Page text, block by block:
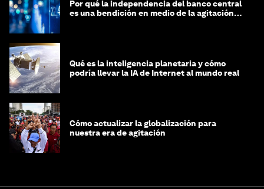
Por qué la independencia del banco central
es una bendición en medio de la agitación
Qué es la inteligencia planetaria y cómo
podría llevar la IA de Internet al mundo real
Cómo actualizar la globalización para
nuestra era de agitación